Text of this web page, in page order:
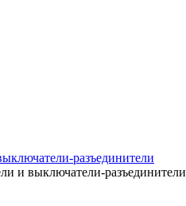
разъединители
и выключатели-разъединители